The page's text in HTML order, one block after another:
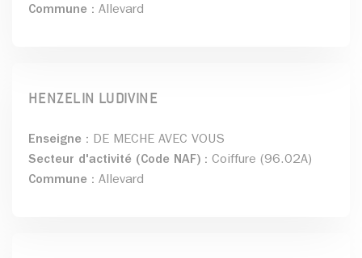
Commune : Allevard
HENZELIN LUDIVINE
Enseigne : DE MECHE AVEC VOUS
Secteur d'activité (Code NAF) : Coiffure (96.02A)
Commune : Allevard